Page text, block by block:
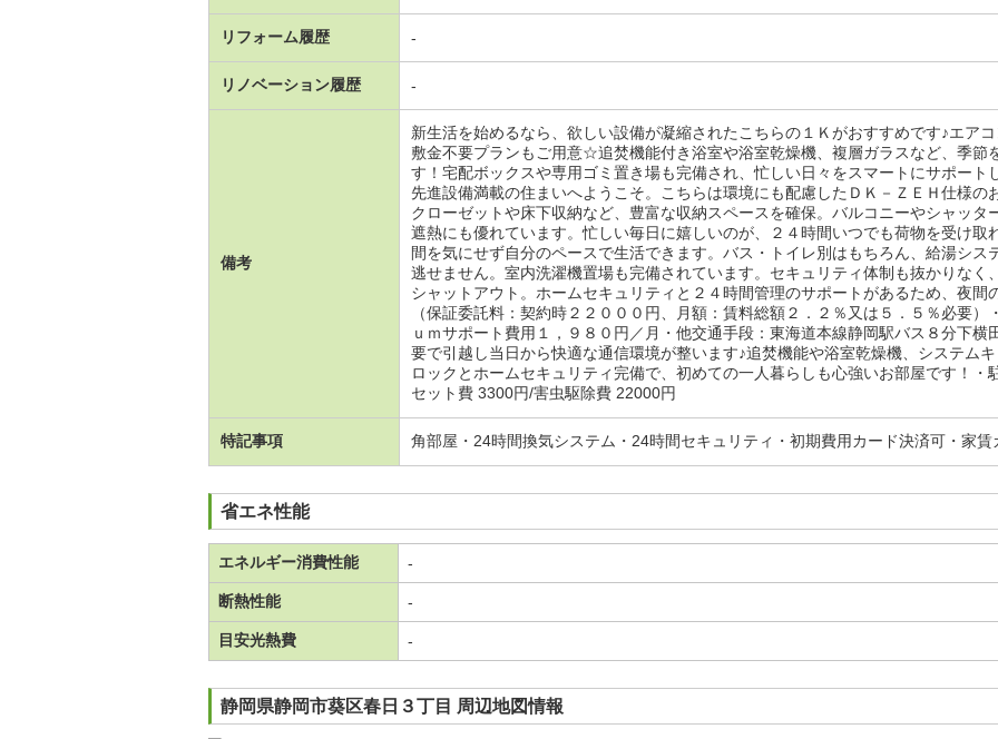
リフォーム履歴 -
リノベーション履歴 -
備考
新生活を始めるなら、欲しい設備が凝縮されたこちらの１Ｋがおすすめです♪エア
敷金不要プランもご用意☆追焚機能付き浴室や浴室乾燥機、複層ガラスなど、季節
す！宅配ボックスや専用ゴミ置き場も完備され、忙しい日々をスマートにサポート
先進設備満載の住まいへようこそ。こちらは環境にも配慮したＤＫ－ＺＥＨ仕様の
クローゼットや床下収納など、豊富な収納スペースを確保。バルコニーやシャッタ
遮熱にも優れています。忙しい毎日に嬉しいのが、２４時間いつでも荷物を受け取
間を気にせず自分のペースで生活できます。バス・トイレ別はもちろん、給湯シ
逃せません。室内洗濯機置場も完備されています。セキュリティ体制も抜かりなく
シャットアウト。ホームセキュリティと２４時間管理のサポートがあるため、夜間
（保証委託料：契約時２２０００円、月額：賃料総額２．２％又は５．５％必要
ｕｍサポート費用１，９８０円／月・他交通手段：東海道本線静岡駅バス８分下
要で引越し当日から快適な通信環境が整います♪追焚機能や浴室乾燥機、システム
ロックとホームセキュリティ完備で、初めての一人暮らしも心強いお部屋です！
セット費 3300円/害虫駆除費 22000円
特記事項 角部屋・24時間換気システム・24時間セキュリティ・初期費用カード決済可・家賃
省エネ性能
エネルギー消費性能 -
断熱性能 -
目安光熱費 -
静岡県静岡市葵区春日３丁目 周辺地図情報